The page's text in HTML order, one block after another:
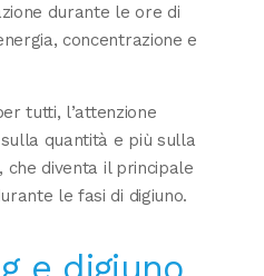
durante le ore di
concentrazione e
tutti, l’attenzione
quantità e più sulla
, che diventa il principale
le fasi di digiuno.